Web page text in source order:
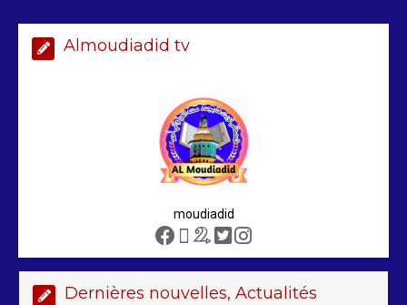
Almoudiadid tv
moudiadid
Dernières nouvelles, Actualités
sénégalais au Maroc : mandat
international en cause
2 min 208
Sénégal – FMI : les discussions se
2 min 221